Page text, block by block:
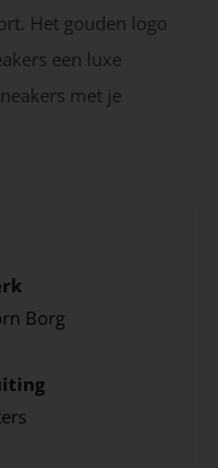
Het gouden logo
een luxe
met je
Borg